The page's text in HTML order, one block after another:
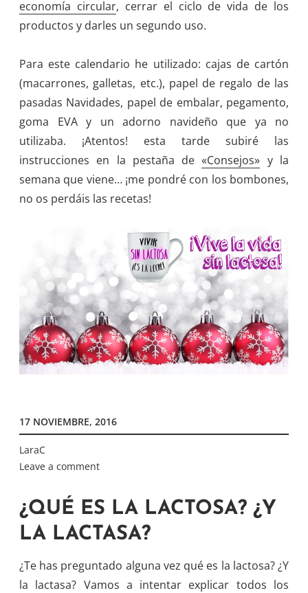
economía circular, cerrar el ciclo de vida de los
productos y darles un segundo uso.
Para este calendario he utilizado: cajas de cartón
(macarrones, galletas, etc.), papel de regalo de las
pasadas Navidades, papel de embalar, pegamento,
goma EVA y un adorno navideño que ya no
utilizaba. ¡Atentos! esta tarde subiré las
instrucciones en la pestaña de«Consejos» y la
semana que viene… ¡me pondré con los bombones,
no os perdáis las recetas!
17 NOVIEMBRE, 2016
LaraC
Leave a comment
¿QUÉ ES LA LACTOSA? ¿Y
LA LACTASA?
¿Te has preguntado alguna vez qué es la lactosa? ¿Y
la lactasa? Vamos a intentar explicar todos los